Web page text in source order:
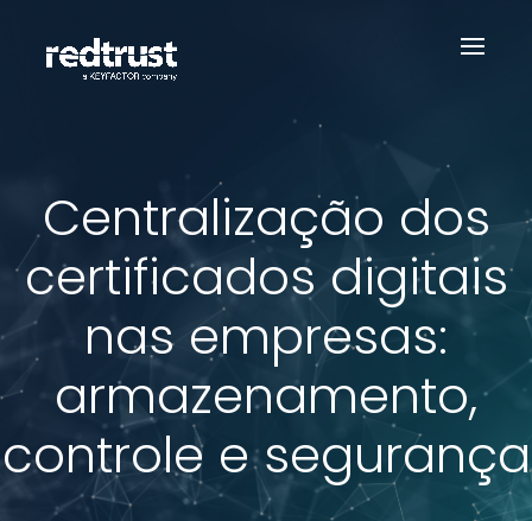
Centralização dos
certificados digitais
nas empresas:
armazenamento,
controle e segurança